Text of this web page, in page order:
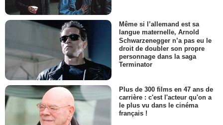
Même si l’allemand est sa
langue maternelle, Arnold
Schwarzenegger n’a pas eu le
droit de doubler son propre
personnage dans la saga
Terminator
Plus de 300 films en 47 ans de
carrière : c'est l'acteur qu'on a
le plus vu dans le cinéma
français !